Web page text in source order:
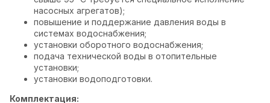
насосных агрегатов);
повышение и поддержание давления воды в
системах водоснабжения;
установки оборотного водоснабжения;
подача технической воды в отопительные
установки;
установки водоподготовки.
Комплектация: